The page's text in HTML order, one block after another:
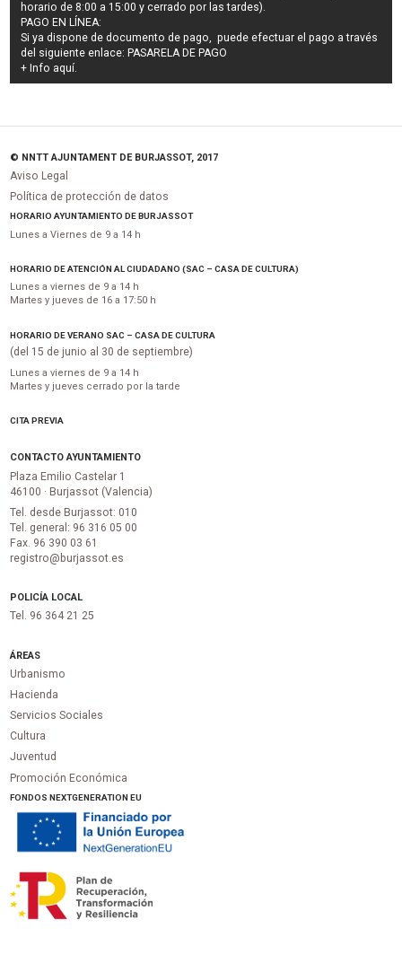
horario de 8:00 a 15:00 y cerrado por las tardes).
PAGO EN LÍNEA:
Si ya dispone de documento de pago, puede efectuar el pago a través
del siguiente enlace: PASARELA DE PAGO
+ Info aquí.
© NNTT AJUNTAMENT DE BURJASSOT, 2017
Aviso Legal
Política de protección de datos
HORARIO AYUNTAMIENTO DE BURJASSOT
Lunes a Viernes de 9 a 14 h
HORARIO DE ATENCIÓN AL CIUDADANO (SAC – CASA DE CULTURA)
Lunes a viernes de 9 a 14 h
Martes y jueves de 16 a 17:50 h
HORARIO DE VERANO SAC – CASA DE CULTURA
(del 15 de junio al 30 de septiembre)
Lunes a viernes de 9 a 14 h
Martes y jueves cerrado por la tarde
CITA PREVIA
CONTACTO AYUNTAMIENTO
Plaza Emilio Castelar 1
46100 · Burjassot (Valencia)
Tel. desde Burjassot: 010
Tel. general: 96 316 05 00
Fax. 96 390 03 61
registro@burjassot.es
POLICÍA LOCAL
Tel. 96 364 21 25
ÁREAS
Urbanismo
Hacienda
Servicios Sociales
Cultura
Juventud
Promoción Económica
FONDOS NEXTGENERATION EU